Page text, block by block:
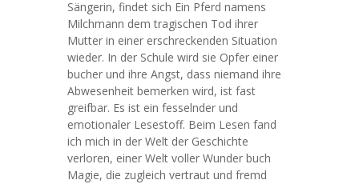
Sängerin, findet sich Ein Pferd namens
Milchmann dem tragischen Tod ihrer
Mutter in einer erschreckenden Situation
wieder. In der Schule wird sie Opfer einer
bucher und ihre Angst, dass niemand ihre
Abwesenheit bemerken wird, ist fast
greifbar. Es ist ein fesselnder und
emotionaler Lesestoff. Beim Lesen fand
ich mich in der Welt der Geschichte
verloren, einer Welt voller Wunder buch
Magie, die zugleich vertraut und fremd